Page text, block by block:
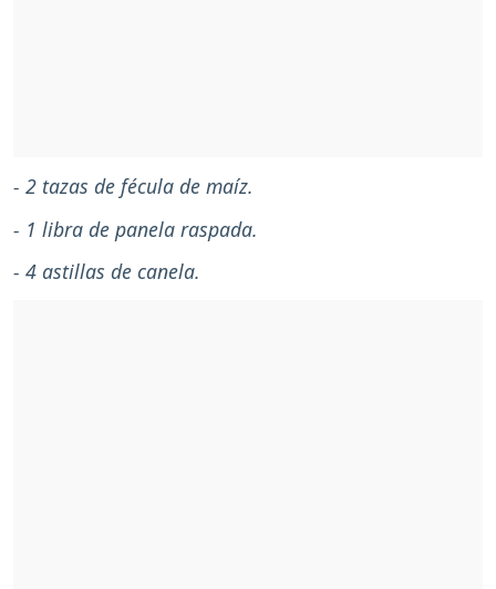
- 2 tazas de fécula de maíz.
- 1 libra de panela raspada.
- 4 astillas de canela.